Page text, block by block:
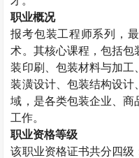
职业概况
报考包装工程师系列，
术。其核心课程，包括包
装印刷、包装材料与加工
装潢设计、包装结构设计
域，是各类包装企业、商
工作。
职业资格等级
该职业资格证书共分四级